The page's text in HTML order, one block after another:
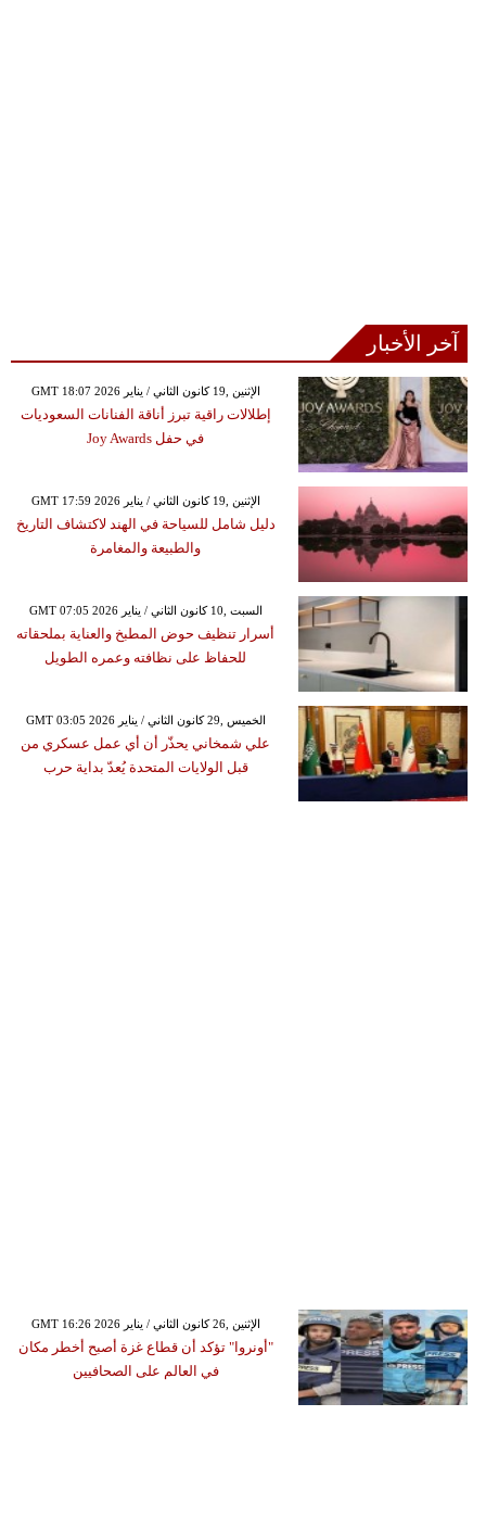
آخر الأخبار
GMT 18:07 2026 الإثنين ,19 كانون الثاني / يناير
إطلالات راقية تبرز أناقة الفنانات السعوديات
في حفل Joy Awards
GMT 17:59 2026 الإثنين ,19 كانون الثاني / يناير
دليل شامل للسياحة في الهند لاكتشاف التاريخ
والطبيعة والمغامرة
GMT 07:05 2026 السبت ,10 كانون الثاني / يناير
أسرار تنظيف حوض المطبخ والعناية بملحقاته
للحفاظ على نظافته وعمره الطويل
GMT 03:05 2026 الخميس ,29 كانون الثاني / يناير
علي شمخاني يحذّر أن أي عمل عسكري من
قبل الولايات المتحدة يُعدّ بداية حرب
GMT 16:26 2026 الإثنين ,26 كانون الثاني / يناير
"أونروا" تؤكد أن قطاع غزة أصبح أخطر مكان
في العالم على الصحافيين